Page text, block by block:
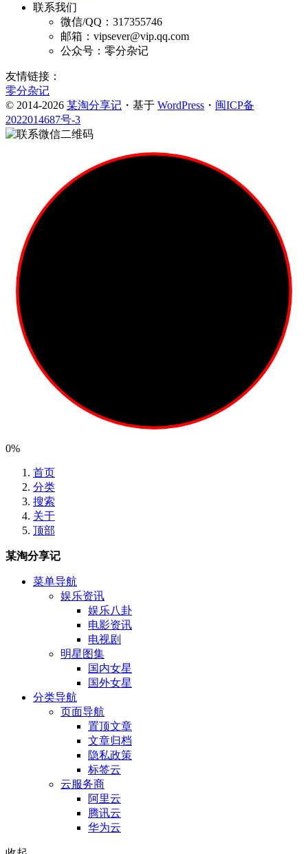
联系我们
微信/QQ：317355746
邮箱：vipsever@vip.qq.com
公众号：零分杂记
友情链接：
零分杂记
© 2014-2026 某淘分享记 ・基于 WordPress ・ 闽ICP备
2022014687号-3
0%
首页
分类
搜索
关于
顶部
某淘分享记
菜单导航
娱乐资讯
娱乐八卦
电影资讯
电视剧
明星图集
国内女星
国外女星
分类导航
页面导航
置顶文章
文章归档
隐私政策
标签云
云服务商
阿里云
腾讯云
华为云